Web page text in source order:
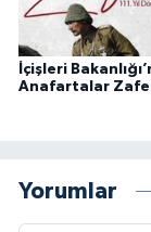
İçişleri
Anafartalar
Yorumlar